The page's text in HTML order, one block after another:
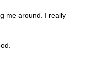
me around. I really